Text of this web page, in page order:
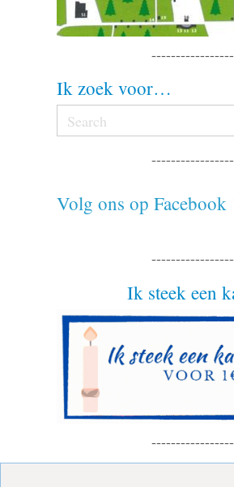
Ik zoek voor…
Volg ons op Facebook
Ik steek een